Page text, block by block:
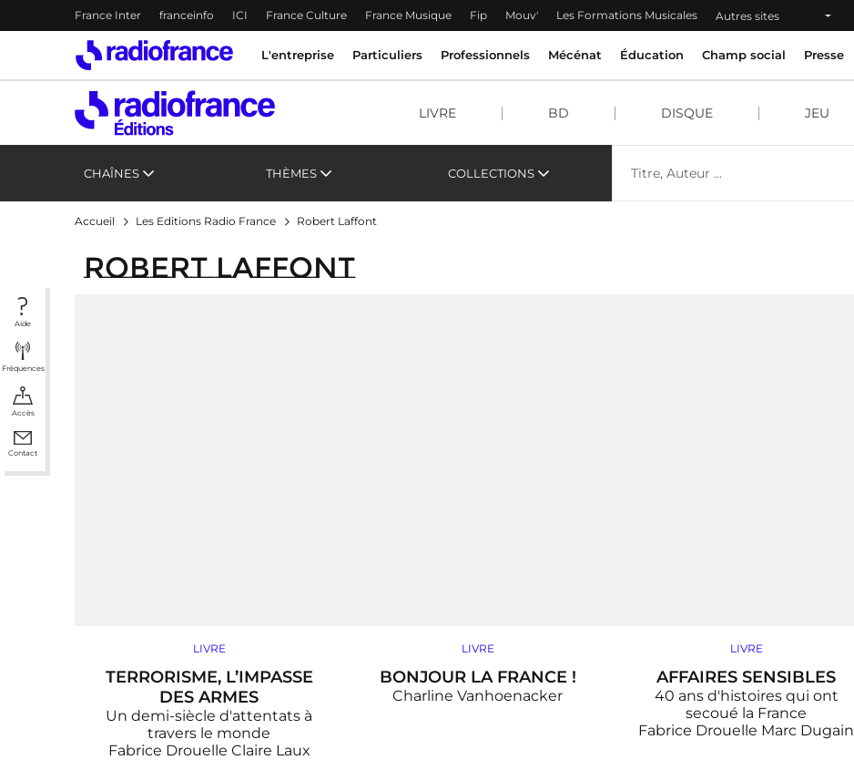
Accès direct :
Menu principal
France Inter franceinfo ICI France Culture France Musique Fip Mouv' Les Formations Musicales Autres sites
Menu principal
L'entreprise Particuliers Professionnels Mécénat Éducation Champ social Presse
LIVRE BD DISQUE JEU
CHAÎNES THÈMES COLLECTIONS
Aide
Fréquences
Accès
Contact
Accueil Les Editions Radio France Robert Laffont
Robert Laffont
LIVRE
TERRORISME, L’IMPASSE
DES ARMES
Un demi-siècle d'attentats à
travers le monde
Fabrice Drouelle Claire Laux
LIVRE
BONJOUR LA FRANCE !
Charline Vanhoenacker
LIVRE
AFFAIRES SENSIBLES
40 ans d'histoires qui ont
secoué la France
Fabrice Drouelle Marc Dugain